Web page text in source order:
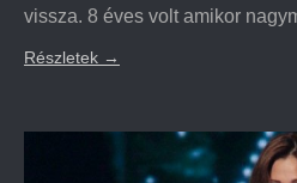
vissza. 8 éves volt amikor
Részletek →